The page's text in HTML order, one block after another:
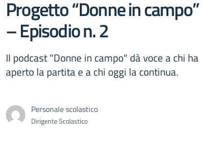
Progetto “Donne in campo”
– Episodio n. 2
Il podcast "Donne in campo" dà voce a chi ha
aperto la partita e a chi oggi la continua.
Personale scolastico
Dirigente Scolastico